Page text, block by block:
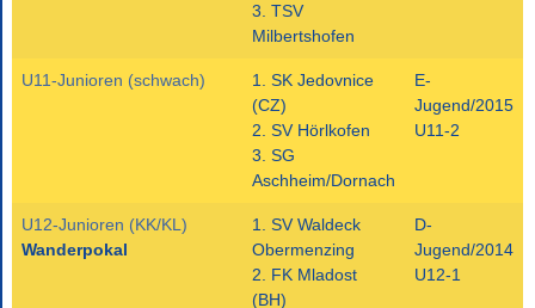
3. TSV
Milbertshofen
U11-Junioren (schwach)
1. SK Jedovnice
(CZ)
2. SV Hörlkofen
3. SG
Aschheim/Dornach
E-
Jugend/2015
U11-2
U12-Junioren (KK/KL)
Wanderpokal
1. SV Waldeck
Obermenzing
2. FK Mladost
(BH)
D-
Jugend/2014
U12-1